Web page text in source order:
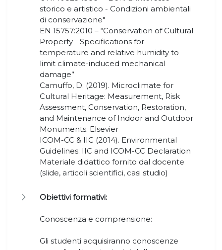
storico e artistico - Condizioni ambientali
di conservazione"
EN 15757:2010 – “Conservation of Cultural
Property - Specifications for
temperature and relative humidity to
limit climate-induced mechanical
damage”
Camuffo, D. (2019). Microclimate for
Cultural Heritage: Measurement, Risk
Assessment, Conservation, Restoration,
and Maintenance of Indoor and Outdoor
Monuments. Elsevier
ICOM-CC & IIC (2014). Environmental
Guidelines: IIC and ICOM-CC Declaration
Materiale didattico fornito dal docente
(slide, articoli scientifici, casi studio)
Obiettivi formativi:
Conoscenza e comprensione:
Gli studenti acquisiranno conoscenze